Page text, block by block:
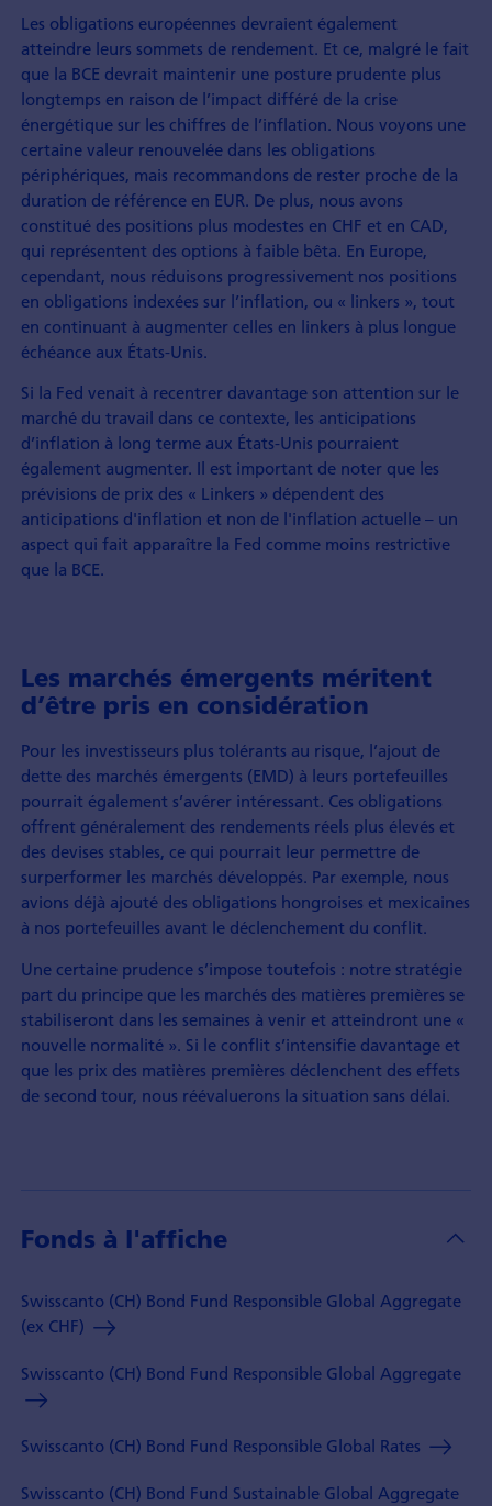
Les obligations européennes devraient également
atteindre leurs sommets de rendement. Et ce, malgré le fait
que la BCE devrait maintenir une posture prudente plus
longtemps en raison de l’impact différé de la crise
énergétique sur les chiffres de l’inflation. Nous voyons une
certaine valeur renouvelée dans les obligations
périphériques, mais recommandons de rester proche de la
duration de référence en EUR. De plus, nous avons
constitué des positions plus modestes en CHF et en CAD,
qui représentent des options à faible bêta. En Europe,
cependant, nous réduisons progressivement nos positions
en obligations indexées sur l’inflation, ou « linkers », tout
en continuant à augmenter celles en linkers à plus longue
échéance aux États-Unis.
Si la Fed venait à recentrer davantage son attention sur le
marché du travail dans ce contexte, les anticipations
d’inflation à long terme aux États-Unis pourraient
également augmenter. Il est important de noter que les
prévisions de prix des « Linkers » dépendent des
anticipations d'inflation et non de l'inflation actuelle – un
aspect qui fait apparaître la Fed comme moins restrictive
que la BCE.
Les marchés émergents méritent
d’être pris en considération
Pour les investisseurs plus tolérants au risque, l’ajout de
dette des marchés émergents (EMD) à leurs portefeuilles
pourrait également s’avérer intéressant. Ces obligations
offrent généralement des rendements réels plus élevés et
des devises stables, ce qui pourrait leur permettre de
surperformer les marchés développés. Par exemple, nous
avions déjà ajouté des obligations hongroises et mexicaines
à nos portefeuilles avant le déclenchement du conflit.
Une certaine prudence s’impose toutefois : notre stratégie
part du principe que les marchés des matières premières se
stabiliseront dans les semaines à venir et atteindront une «
nouvelle normalité ». Si le conflit s’intensifie davantage et
que les prix des matières premières déclenchent des effets
de second tour, nous réévaluerons la situation sans délai.
Fonds à l'affiche
Swisscanto (CH) Bond Fund Responsible Global Aggregate
(ex CHF)
Swisscanto (CH) Bond Fund Responsible Global Aggregate
Swisscanto (CH) Bond Fund Responsible Global Rates
Swisscanto (CH) Bond Fund Sustainable Global Aggregate